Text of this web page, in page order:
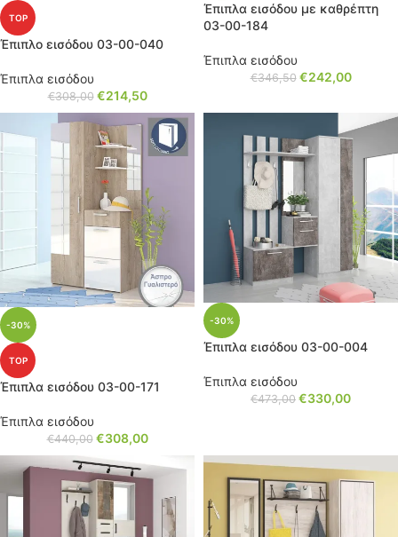
TOP
Έπιπλο εισόδου 03-00-040
Έπιπλα εισόδου
€308,00 €214,50
Έπιπλα εισόδου με καθρέπτη
03-00-184
Έπιπλα εισόδου
€346,50 €242,00
-30%
TOP
Έπιπλα εισόδου 03-00-171
Έπιπλα εισόδου
€440,00 €308,00
-30%
Έπιπλα εισόδου 03-00-004
Έπιπλα εισόδου
€473,00 €330,00